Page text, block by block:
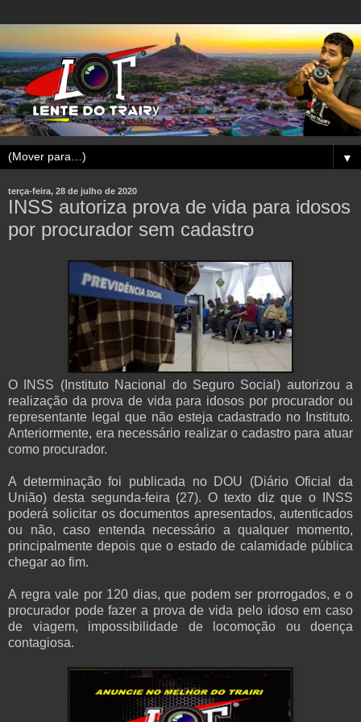
▼
terça-feira, 28 de julho de 2020
INSS autoriza prova de vida para idosos
por procurador sem cadastro
O INSS (Instituto Nacional do Seguro Social) autorizou a
realização da prova de vida para idosos por procurador ou
representante legal que não esteja cadastrado no Instituto.
Anteriormente, era necessário realizar o cadastro para atuar
como procurador.
A determinação foi publicada no DOU (Diário Oficial da
União) desta segunda-feira (27). O texto diz que o INSS
poderá solicitar os documentos apresentados, autenticados
ou não, caso entenda necessário a qualquer momento,
principalmente depois que o estado de calamidade pública
chegar ao fim.
A regra vale por 120 dias, que podem ser prorrogados, e o
procurador pode fazer a prova de vida pelo idoso em caso
de viagem, impossibilidade de locomoção ou doença
contagiosa.